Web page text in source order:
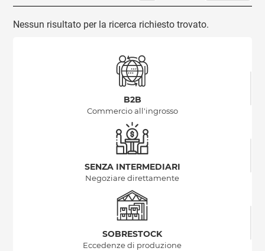
Nessun risultato per la ricerca richiesto trovato.
B2B
Commercio all'ingrosso
SENZA INTERMEDIARI
Negoziare direttamente
SOBRESTOCK
Eccedenze di produzione